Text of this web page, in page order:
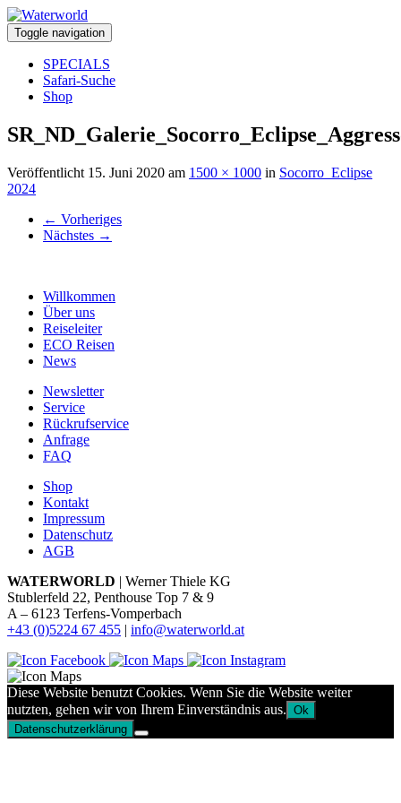
Toggle navigation
SPECIALS
Safari-Suche
Shop
Veröffentlicht 15. Juni 2020 am 1500 × 1000 in Socorro_Eclipse
2024
← Vorheriges
Nächstes →
Willkommen
Über uns
Reiseleiter
ECO Reisen
News
Newsletter
Service
Rückrufservice
Anfrage
FAQ
Shop
Kontakt
Impressum
Datenschutz
AGB
WATERWORLD | Werner Thiele KG
Stublerfeld 22, Penthouse Top 7 & 9
A – 6123 Terfens-Vomperbach
+43 (0)5224 67 455 | info@waterworld.at
Diese Website benutzt Cookies. Wenn Sie die Website weiter
nutzten, gehen wir von Ihrem Einverständnis aus. Ok
Datenschutzerklärung